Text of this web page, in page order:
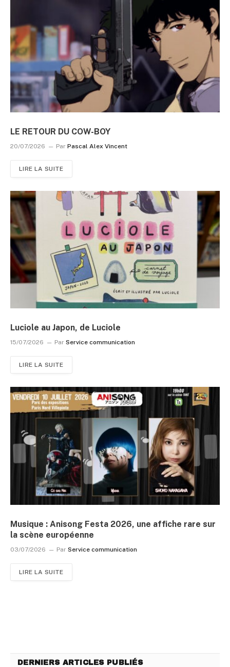
LE RETOUR DU COW-BOY
20/07/2026 Par Pascal Alex Vincent
LIRE LA SUITE
Luciole au Japon, de Luciole
15/07/2026 Par Service communication
LIRE LA SUITE
Musique : Anisong Festa 2026, une affiche rare sur
la scène européenne
03/07/2026 Par Service communication
LIRE LA SUITE
DERNIERS ARTICLES PUBLIÉS